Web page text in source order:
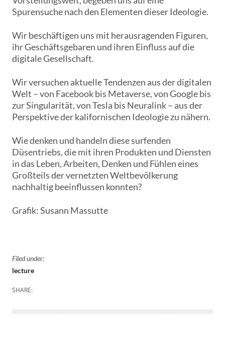
Spurensuche nach den Elementen dieser Ideologie.
Wir beschäftigen uns mit herausragenden Figuren,
ihr Geschäftsgebaren und ihren Einfluss auf die
digitale Gesellschaft.
Wir versuchen aktuelle Tendenzen aus der digitalen
Welt – von Facebook bis Metaverse, von Google bis
zur Singularität, von Tesla bis Neuralink – aus der
Perspektive der kalifornischen Ideologie zu nähern.
Wie denken und handeln diese surfenden
Düsentriebs, die mit ihren Produkten und Diensten
in das Leben, Arbeiten, Denken und Fühlen eines
Großteils der vernetzten Weltbevölkerung
nachhaltig beeinflussen konnten?
Grafik: Susann Massutte
Filed under:
lecture
SHARE: